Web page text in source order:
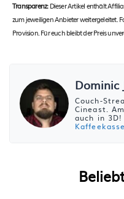
Transparenz:Dieser Artikel enthält
zum jeweiligen Anbieter weitergeleitet.
Provision. Für euch bleibt der Preis
Dominic
Couch-
Cineast.
auch in 3D!
Kaffeekasse